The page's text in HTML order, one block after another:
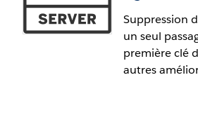
produit Authorization to Run
gestion de licence Tableau
conteneur ou en
supprimant la nécessité
Suppression
un seul
première clé
autres